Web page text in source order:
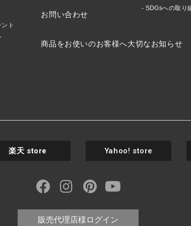
ト
お問い合わせ
商品をお使いのお客様へ大切なお知らせ
SDGsへの取り
楽天 store Yahoo! store
販売代理店様ログイン